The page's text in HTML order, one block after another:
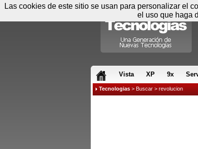
Vista XP 9x
Tecnologias > Buscar > revolucion
Las cookies de este sitio se usan para personalizar el
el uso que haga